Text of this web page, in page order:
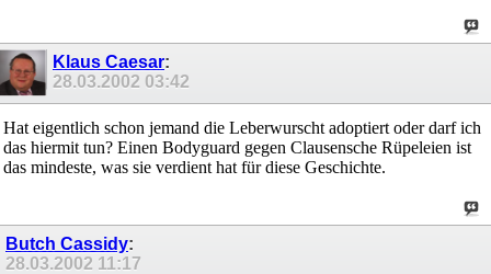
Klaus Caesar:
28.03.2002 03:42
Hat eigentlich schon jemand die Leberwurscht adoptiert oder darf ich
das hiermit tun? Einen Bodyguard gegen Clausensche Rüpeleien ist
das mindeste, was sie verdient hat für diese Geschichte.
Butch Cassidy:
28.03.2002 11:17